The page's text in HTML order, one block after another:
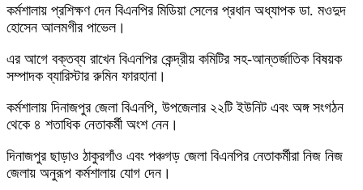
কর্মশালায় প্রশিক্ষণ দেন বিএনপির মিডিয়া সেলের প্রধান অধ্যাপক ডা. মওদুদ
হোসেন আলমগীর পাভেল।
এর আগে বক্তব্য রাখেন বিএনপির কেন্দ্রীয় কমিটির সহ-আন্তর্জাতিক বিষয়ক
সম্পাদক ব্যারিস্টার রুমিন ফারহানা।
কর্মশালায় দিনাজপুর জেলা বিএনপি, উপজেলার ২২টি ইউনিট এবং অঙ্গ সংগঠন
থেকে ৪ শতাধিক নেতাকর্মী অংশ নেন।
দিনাজপুর ছাড়াও ঠাকুরগাঁও এবং পঞ্চগড় জেলা বিএনপির নেতাকর্মীরা নিজ নিজ
জেলায় অনুরূপ কর্মশালায় যোগ দেন।